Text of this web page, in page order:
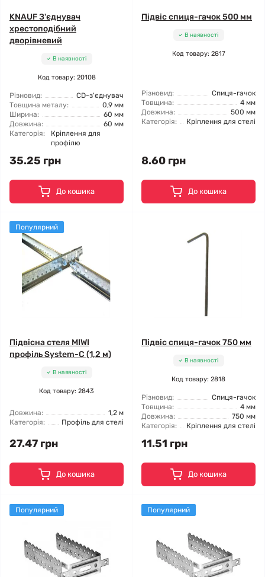
KNAUF З'єднувач
хрестоподібний
дворівневий
В наявності
Код товару: 20108
Різновид:
CD-з'єднувач
Товщина металу:
0,9 мм
Ширина:
60 мм
Довжина:
60 мм
Категорія:
Кріплення для
профілю
35.25 грн
До кошика
Підвіс спиця-гачок 500 мм
В наявності
Код товару: 2817
Різновид:
Спиця-гачок
Товщина:
4 мм
Довжина:
500 мм
Категорія:
Кріплення для стелі
8.60 грн
До кошика
Популярний
Підвісна стеля MIWI
профіль System-C (1,2 м)
В наявності
Код товару: 2843
Довжина:
1,2 м
Категорія:
Профіль для стелі
27.47 грн
До кошика
Підвіс спиця-гачок 750 мм
В наявності
Код товару: 2818
Різновид:
Спиця-гачок
Товщина:
4 мм
Довжина:
750 мм
Категорія:
Кріплення для стелі
11.51 грн
До кошика
Популярний Популярний